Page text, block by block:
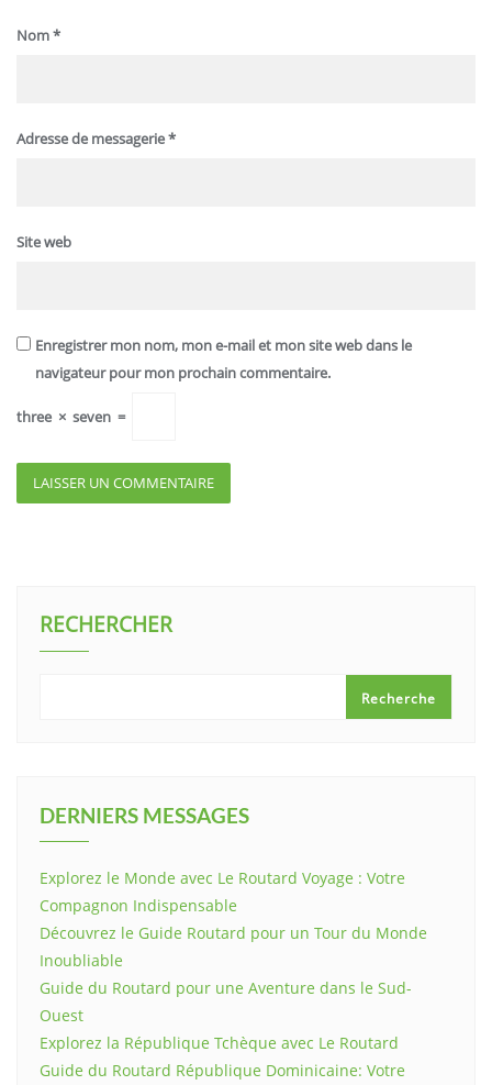
Nom*
Adresse de messagerie*
Site web
Enregistrer mon nom, mon e-mail et mon site web dans le
navigateur pour mon prochain commentaire.
three × seven =
RECHERCHER
Recherche
DERNIERS MESSAGES
Explorez le Monde avec Le Routard Voyage : Votre
Compagnon Indispensable
Découvrez le Guide Routard pour un Tour du Monde
Inoubliable
Guide du Routard pour une Aventure dans le Sud-
Ouest
Explorez la République Tchèque avec Le Routard
Guide du Routard République Dominicaine: Votre